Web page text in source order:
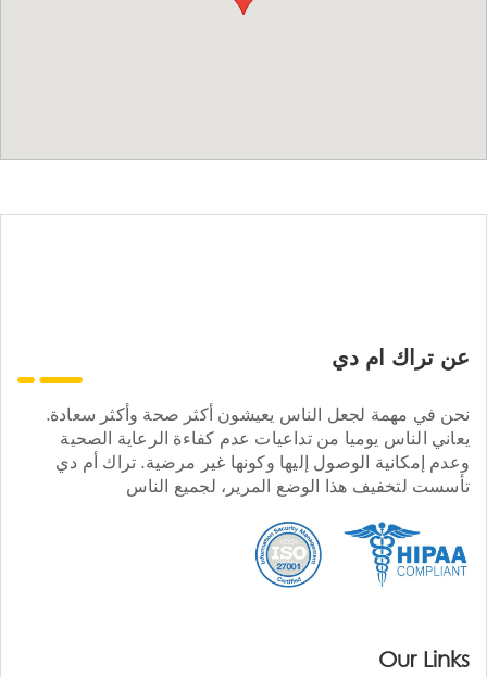
عن تراك ام دي
نحن في مهمة لجعل الناس يعيشون أكثر صحة وأكثر سعادة.
يعاني الناس يوميا من تداعيات عدم كفاءة الرعاية الصحية
وعدم إمكانية الوصول إليها وكونها غير مرضية. تراك أم دي
تأسست لتخفيف هذا الوضع المرير، لجميع الناس
Our Links